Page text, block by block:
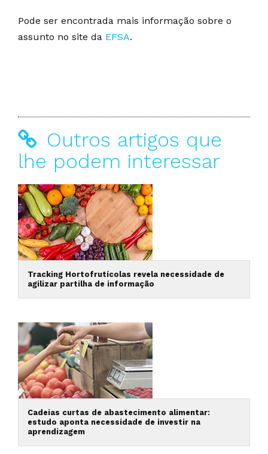
Pode ser encontrada mais informação sobre o
assunto no site da EFSA.
Outros artigos que
lhe podem interessar
Tracking Hortofrutícolas revela necessidade de
agilizar partilha de informação
Cadeias curtas de abastecimento alimentar:
estudo aponta necessidade de investir na
aprendizagem